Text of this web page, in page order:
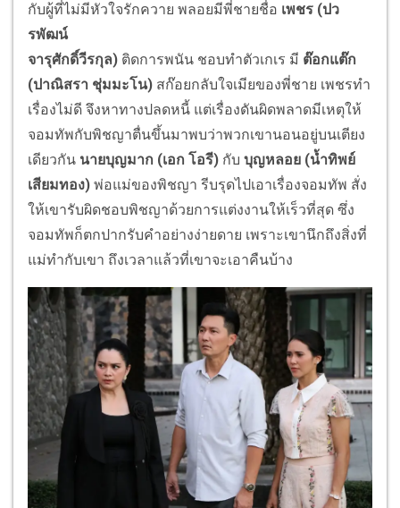
กับผู้ที่ไม่มีหัวใจรักควาย พลอยมีพี่ชายชื่อ เพชร (ปว
รพัฒน์
จารุศักดิ์วีรกุล) ติดการพนัน ชอบทำตัวเกเร มี ต๊อกแต๊ก
(ปาณิสรา ชุ่มมะโน) สก๊อยกลับใจเมียของพี่ชาย เพชรทํา
เรื่องไม่ดี จึงหาทางปลดหนี้ แต่เรื่องดันผิดพลาดมีเหตุให้
จอมทัพกับพิชญาตื่นขึ้นมาพบว่าพวกเขานอนอยู่บนเตียง
เดียวกัน นายบุญมาก (เอก โอรี) กับ บุญหลอย (น้ำทิพย์
เสียมทอง) พ่อแม่ของพิชญา รีบรุดไปเอาเรื่องจอมทัพ สั่ง
ให้เขารับผิดชอบพิชญาด้วยการแต่งงานให้เร็วที่สุด ซึ่ง
จอมทัพก็ตกปากรับคําอย่างง่ายดาย เพราะเขานึกถึงสิ่งที่
แม่ทํากับเขา ถึงเวลาแล้วที่เขาจะเอาคืนบ้าง